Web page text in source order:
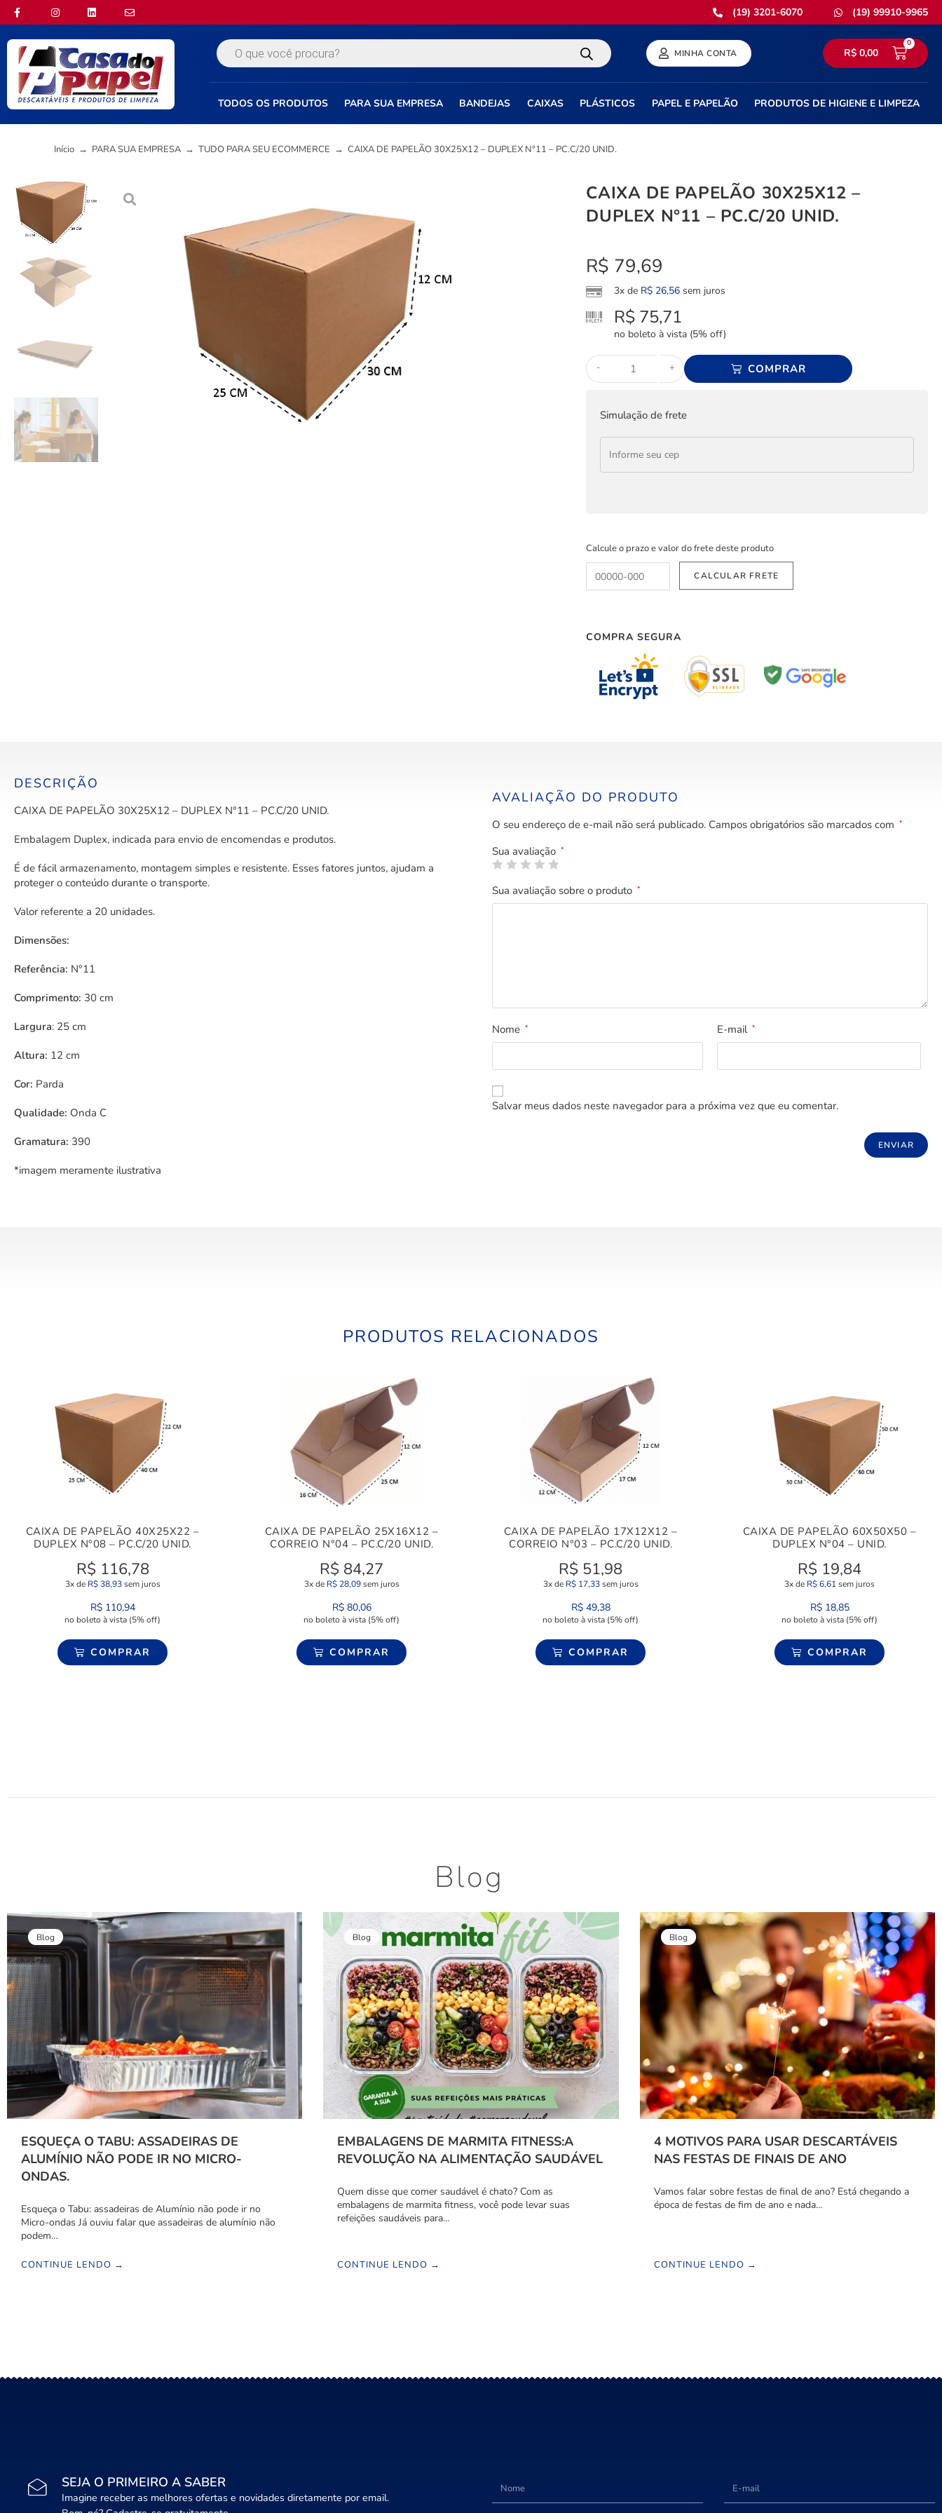
(19) 3201-6070 (19) 99910-9965
MINHA CONTA R$0,00
0
TODOS OS PRODUTOS PARA SUA EMPRESA BANDEJAS CAIXAS PLÁSTICOS PAPEL E PAPELÃO PRODUTOS DE HIGIENE E LIMPEZA
Início → PARA SUA EMPRESA → TUDO PARA SEU ECOMMERCE → CAIXA DE PAPELÃO 30X25X12 – DUPLEX N°11 – PC.C/20 UNID.
CAIXA DE PAPELÃO 30X25X12 –
DUPLEX N°11 – PC.C/20 UNID.
R$ 79,69
3x de R$ 26,56 sem juros
R$ 75,71
no boleto à vista (5% off)
- + COMPRAR
Simulação de frete
Calcule o prazo e valor do frete deste produto
COMPRA SEGURA
DESCRIÇÃO
CAIXA DE PAPELÃO 30X25X12 – DUPLEX N°11 – PC.C/20 UNID.
Embalagem Duplex, indicada para envio de encomendas e produtos.
É de fácil armazenamento, montagem simples e resistente. Esses fatores juntos, ajudam a
proteger o conteúdo durante o transporte.
Valor referente a 20 unidades.
Dimensões:
Referência: N°11
Comprimento: 30 cm
Largura: 25 cm
Altura: 12 cm
Cor: Parda
Qualidade: Onda C
Gramatura: 390
*imagem meramente ilustrativa
AVALIAÇÃO DO PRODUTO
O seu endereço de e-mail não será publicado. Campos obrigatórios são marcados com *
Sua avaliação *
Sua avaliação sobre o produto *
Nome * E-mail *
Salvar meus dados neste navegador para a próxima vez que eu comentar.
PRODUTOS RELACIONADOS
CAIXA DE PAPELÃO 40X25X22 –
DUPLEX N°08 – PC.C/20 UNID.
R$ 116,78
3x de R$38,93sem juros
R$110,94
no boleto à vista (5% off)
COMPRAR
CAIXA DE PAPELÃO 25X16X12 –
CORREIO N°04 – PC.C/20 UNID.
R$ 84,27
3x de R$28,09sem juros
R$80,06
no boleto à vista (5% off)
COMPRAR
CAIXA DE PAPELÃO 17X12X12 –
CORREIO N°03 – PC.C/20 UNID.
R$ 51,98
3x de R$17,33sem juros
R$49,38
no boleto à vista (5% off)
COMPRAR
CAIXA DE PAPELÃO 60X50X50 –
DUPLEX N°04 – UNID.
R$ 19,84
3x de R$6,61sem juros
R$18,85
no boleto à vista (5% off)
COMPRAR
Blog
Blog
ESQUEÇA O TABU: ASSADEIRAS DE
ALUMÍNIO NÃO PODE IR NO MICRO-
ONDAS.
Esqueça o Tabu: assadeiras de Alumínio não pode ir no
Micro-ondas Já ouviu falar que assadeiras de alumínio não
podem…
CONTINUE LENDO →
Blog
EMBALAGENS DE MARMITA FITNESS:A
REVOLUÇÃO NA ALIMENTAÇÃO SAUDÁVEL
Quem disse que comer saudável é chato? Com as
embalagens de marmita fitness, você pode levar suas
refeições saudáveis para…
CONTINUE LENDO →
Blog
4 MOTIVOS PARA USAR DESCARTÁVEIS
NAS FESTAS DE FINAIS DE ANO
Vamos falar sobre festas de final de ano? Está chegando a
época de festas de fim de ano e nada…
CONTINUE LENDO →
SEJA O PRIMEIRO A SABER
Imagine receber as melhores ofertas e novidades diretamente por email.